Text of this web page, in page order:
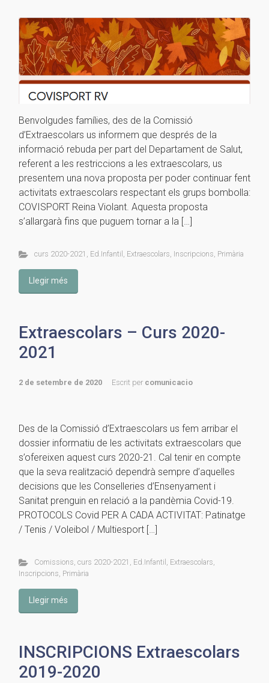
Benvolgudes famílies, des de la Comissió
d’Extraescolars us informem que després de la
informació rebuda per part del Departament de Salut,
referent a les restriccions a les extraescolars, us
presentem una nova proposta per poder continuar fent
activitats extraescolars respectant els grups bombolla:
COVISPORT Reina Violant. Aquesta proposta
s’allargarà fins que puguem tornar a la […]
curs 2020-2021 , Ed.Infantil , Extraescolars, Inscripcions, Primària
Llegir més
Extraescolars – Curs 2020-
2021
2 de setembre de 2020 Escrit per comunicacio
Des de la Comissió d’Extraescolars us fem arribar el
dossier informatiu de les activitats extraescolars que
s’ofereixen aquest curs 2020-21. Cal tenir en compte
que la seva realització dependrà sempre d’aquelles
decisions que les Conselleries d’Ensenyament i
Sanitat prenguin en relació a la pandèmia Covid-19.
PROTOCOLS Covid PER A CADA ACTIVITAT: Patinatge
/ Tenis / Voleibol / Multiesport […]
Comissions, curs 2020-2021 , Ed.Infantil , Extraescolars,
Inscripcions, Primària
Llegir més
INSCRIPCIONS Extraescolars
2019-2020